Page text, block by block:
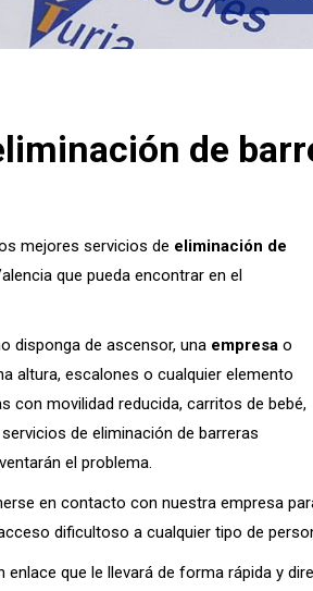
de
mejores servicios de eliminación de
que pueda encontrar en el
disponga de ascensor, una empresa o
altura, escalones o cualquier elemento
con movilidad reducida, carritos de bebé,
de eliminación de barreras
el problema.
en contacto con nuestra empresa
dificultoso a cualquier tipo de
que le llevará de forma rápida y